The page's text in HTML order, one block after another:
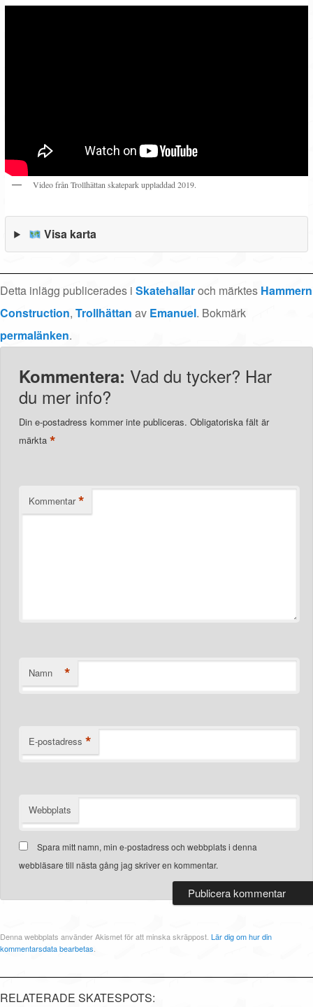
Video från Trollhättan skatepark uppladdad 2019.
Visa karta
Detta inlägg publicerades i Skatehallaroch märktes Hammern
Construction, Trollhättan av Emanuel. Bokmärk
permalänken.
Kommentera: Vad du tycker? Har
du mer info?
Din e-postadress kommer inte publiceras. Obligatoriska fält är
märkta *
Kommentar *
Namn *
E-postadress *
Webbplats
Spara mitt namn, min e-postadress och webbplats i denna
webbläsare till nästa gång jag skriver en kommentar.
Denna webbplats använder Akismet för att minska skräppost. Lär dig om hur din
kommentarsdata bearbetas
RELATERADE SKATESPOTS: